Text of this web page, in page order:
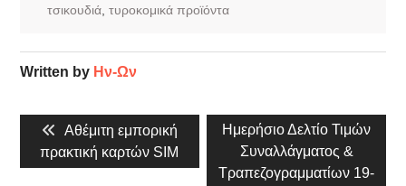
τσικουδιά, τυροκομικά προϊόντα
Written by Ην-Ων
άρθρωνPrevious
post:
Αθέμιτη εμπορική
πρακτική καρτών SIM
Next
post:
Ημερήσιο Δελτίο Τιμών
Συναλλάγματος &
Τραπεζογραμματίων 19-